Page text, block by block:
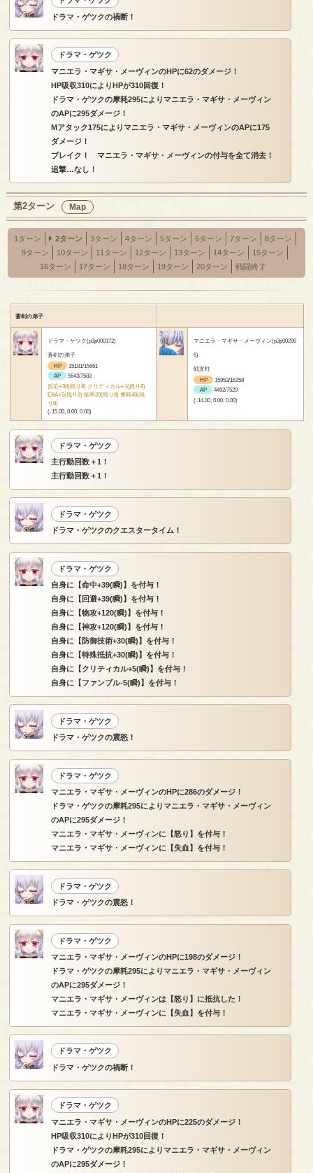
ドラマ・ゲツクの禍断！
ドラマ・ゲツク
マニエラ・マギサ・メーヴィンのHPに62のダメージ！
HP吸収310によりHPが310回復！
ドラマ・ゲツクの摩耗295によりマニエラ・マギサ・メーヴィン
のAPに295ダメージ！
Mアタック175によりマニエラ・マギサ・メーヴィンのAPに175
ダメージ！
ブレイク！ マニエラ・マギサ・メーヴィンの付与を全て消去！
追撃…なし！
第2ターン Map
1ターン 2ターン 3ターン 4ターン 5ターン 6ターン 7ターン
8ターン
9ターン
10ターン 11ターン 12ターン 13ターン 14ターン
15ターン
16ターン
17ターン 18ターン 19ターン 20ターン 戦闘終了
蒼剣の弟子
ドラマ・ゲツク(p3p000172)
蒼剣の弟子
HP
15181/15661
AP
5643/7583
反応+30(残り8) クリティカル+1(残り8)
EXA+5(残り8) 能率20(残り8) 摩耗40(残
り8)
(-15.00, 0.00, 0.00)
マニエラ・マギサ・メーヴィン(p3p00290
6)
戦支柱
HP
15953/16258
AP
4492/7529
(-14.00, 0.00, 0.00)
ドラマ・ゲツク
主行動回数＋1！
主行動回数＋1！
ドラマ・ゲツク
ドラマ・ゲツクのクエスタータイム！
ドラマ・ゲツク
自身に【命中+39(瞬)】を付与！
自身に【回避+39(瞬)】を付与！
自身に【物攻+120(瞬)】を付与！
自身に【神攻+120(瞬)】を付与！
自身に【防御技術+30(瞬)】を付与！
自身に【特殊抵抗+30(瞬)】を付与！
自身に【クリティカル+5(瞬)】を付与！
自身に【ファンブル-5(瞬)】を付与！
ドラマ・ゲツク
ドラマ・ゲツクの震怒！
ドラマ・ゲツク
マニエラ・マギサ・メーヴィンのHPに286のダメージ！
ドラマ・ゲツクの摩耗295によりマニエラ・マギサ・メーヴィン
のAPに295ダメージ！
マニエラ・マギサ・メーヴィンに【怒り】を付与！
マニエラ・マギサ・メーヴィンに【失血】を付与！
ドラマ・ゲツク
ドラマ・ゲツクの震怒！
ドラマ・ゲツク
マニエラ・マギサ・メーヴィンのHPに198のダメージ！
ドラマ・ゲツクの摩耗295によりマニエラ・マギサ・メーヴィン
のAPに295ダメージ！
マニエラ・マギサ・メーヴィンは【怒り】に抵抗した！
マニエラ・マギサ・メーヴィンに【失血】を付与！
ドラマ・ゲツク
ドラマ・ゲツクの禍断！
ドラマ・ゲツク
マニエラ・マギサ・メーヴィンのHPに225のダメージ！
HP吸収310によりHPが310回復！
ドラマ・ゲツクの摩耗295によりマニエラ・マギサ・メーヴィン
のAPに295ダメージ！